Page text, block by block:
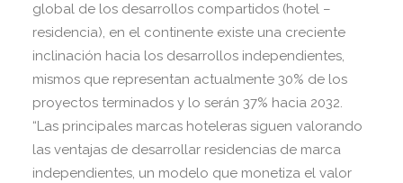
global de los desarrollos compartidos (hotel –
residencia), en el continente existe una creciente
inclinación hacia los desarrollos independientes,
mismos que representan actualmente 30% de los
proyectos terminados y lo serán 37% hacia 2032.
“Las principales marcas hoteleras siguen valorando
las ventajas de desarrollar residencias de marca
independientes, un modelo que monetiza el valor